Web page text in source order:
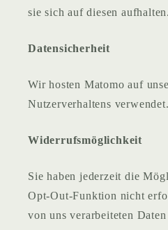
sie sich auf diesen
Datensicherheit
Wir hosten Matomo auf
Nutzerverhaltens verwendet.
Widerrufsmöglichkeit
Sie haben jederzeit die
Opt-Out-Funktion nicht
von uns verarbeiteten